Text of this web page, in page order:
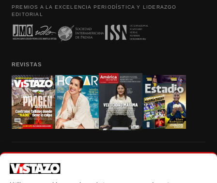
PREMIOS A LA EXCELENCIA PERIODÍSTICA Y LIDERAZGO
EDITORIAL
REVISTAS
autorización escrita de su titular, de todos los contenidos de Vistazo.com.